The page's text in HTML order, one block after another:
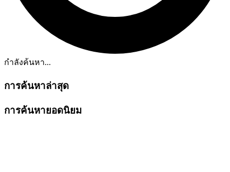
กำลังค้นหา...
การค้นหาล่าสุด
การค้นหายอดนิยม